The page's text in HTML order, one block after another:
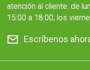
atención al cliente: de
15:00 a 18:00; los
Escríbenos